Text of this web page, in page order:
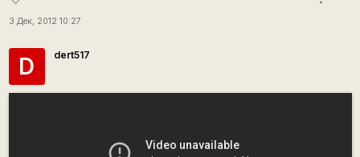
3 Дек, 2012 10:27
D dert517